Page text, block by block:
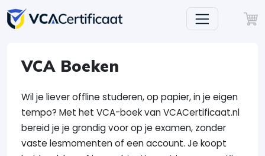
VCA Boeken
Wil je liever offline studeren, op papier, in je eigen
tempo? Met het VCA-boek van VCACertificaat.nl
bereid je je grondig voor op je examen, zonder
vaste lesmomenten of een account. Je koopt